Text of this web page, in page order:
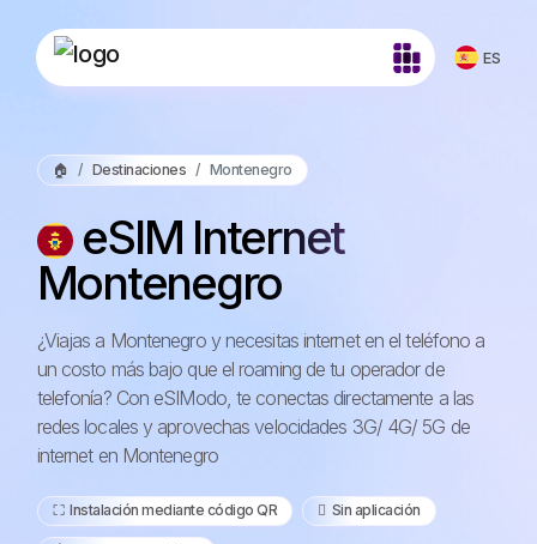
ES
🏠 Destinaciones Montenegro
eSIM Internet
Montenegro
¿Viajas a Montenegro y necesitas internet en el teléfono a
un costo más bajo que el roaming de tu operador de
telefonía? Con eSIModo, te conectas directamente a las
redes locales y aprovechas velocidades 3G/ 4G/ 5G de
internet en Montenegro
⛶️️ Instalación mediante código QR ️ Sin aplicación